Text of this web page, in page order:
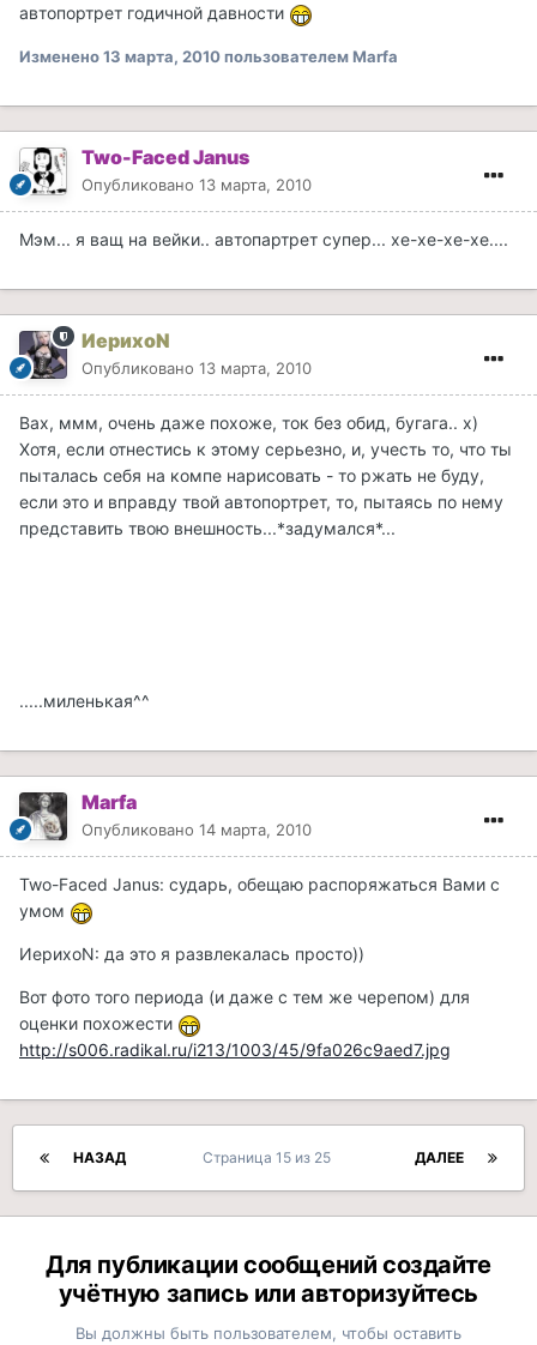
автопортрет годичной давности
Изменено13 марта, 2010пользователем Marfa
Two-Faced Janus
Опубликовано 13 марта, 2010
Мэм... я ващ на вейки.. автопартрет супер... хе-хе-хе-хе....
ИерихоN
Опубликовано 13 марта, 2010
Вах, ммм, очень даже похоже, ток без обид, бугага.. х)
Хотя, если отнестись к этому серьезно, и, учесть то, что ты
пыталась себя на компе нарисовать - то ржать не буду,
если это и вправду твой автопортрет, то, пытаясь по нему
представить твою внешность...*задумался*...
.....миленькая^^
Marfa
Опубликовано 14 марта, 2010
Two-Faced Janus: сударь, обещаю распоряжаться Вами с
умом
ИерихоN: да это я развлекалась просто))
Вот фото того периода (и даже с тем же черепом) для
оценки похожести
http://s006.radikal.ru/i213/1003/45/9fa026c9aed7.jpg
НАЗАД ДАЛЕЕ
Страница 15 из 25
Для публикации сообщений создайте
учётную запись или авторизуйтесь
Вы должны быть пользователем, чтобы оставить